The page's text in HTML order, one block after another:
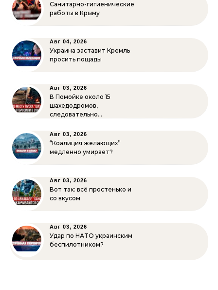
Санитарно-гигиенические
работы в Крыму
Авг 04, 2026
Украина заставит Кремль
просить пощады
Авг 03, 2026
В Помойке около 15
шахедодромов,
следовательно…
Авг 03, 2026
“Коалиция желающих”
медленно умирает?
Авг 03, 2026
Вот так: всё простенько и
со вкусом
Авг 03, 2026
Удар по НАТО украинским
беспилотником?